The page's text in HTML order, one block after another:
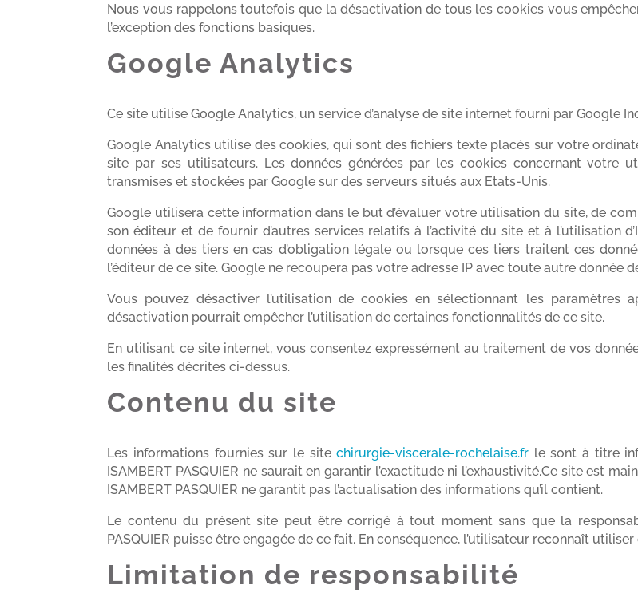
Nous vous rappelons toutefois que la désactivation de tous les cookies vous
l’exception des fonctions basiques.
Google Analytics
Ce site utilise Google Analytics, un service d’analyse de site internet fourni par Google
Google Analytics utilise des cookies, qui sont des fichiers texte placés sur votre
site par ses utilisateurs. Les données générées par les cookies concernant votre
transmises et stockées par Google sur des serveurs situés aux Etats-Unis.
Google utilisera cette information dans le but d’évaluer votre utilisation du site, de
son éditeur et de fournir d’autres services relatifs à l’activité du site et à l’utilisation
données à des tiers en cas d’obligation légale ou lorsque ces tiers traitent ces
l’éditeur de ce site. Google ne recoupera pas votre adresse IP avec toute autre donnée
Vous pouvez désactiver l’utilisation de cookies en sélectionnant les paramètres
désactivation pourrait empêcher l’utilisation de certaines fonctionnalités de ce site.
En utilisant ce site internet, vous consentez expressément au traitement de vos
les finalités décrites ci-dessus.
Contenu du site
Les informations fournies sur le sitechirurgie-viscerale-rochelaise.fr le sont à titre
ISAMBERT PASQUIER ne saurait en garantir l’exactitude ni l’exhaustivité.Ce site est
ISAMBERT PASQUIER ne garantit pas l’actualisation des informations qu’il contient.
Le contenu du présent site peut être corrigé à tout moment sans que la
PASQUIER puisse être engagée de ce fait. En conséquence, l’utilisateur reconnaît
Limitation de responsabilité